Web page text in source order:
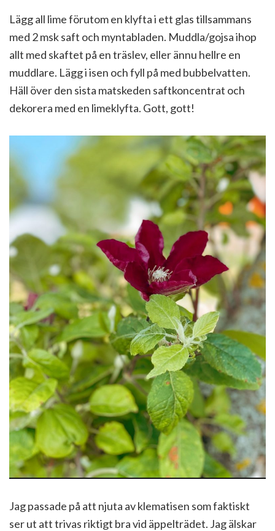
Lägg all lime förutom en klyfta i ett glas tillsammans
med 2 msk saft och myntabladen. Muddla/gojsa ihop
allt med skaftet på en träslev, eller ännu hellre en
muddlare. Lägg i isen och fyll på med bubbelvatten.
Häll över den sista matskeden saftkoncentrat och
dekorera med en limeklyfta. Gott, gott!
Jag passade på att njuta av klematisen som faktiskt
ser ut att trivas riktigt bra vid äppelträdet. Jag älskar